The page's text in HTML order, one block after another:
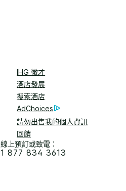
IHG 徵才
酒店發展
搜索酒店
AdChoices
請勿出售我的個人資訊
回饋
線上預訂或致電：
1 877 834 3613